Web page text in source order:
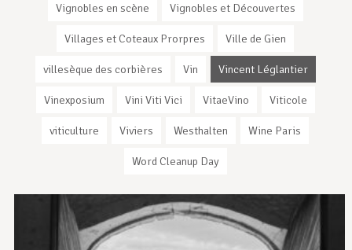
Vignobles en scène Vignobles et Découvertes
Villages et Coteaux Prorpres Ville de Gien
villesèque des corbières Vin Vincent Léglantier
Vinexposium Vini Viti Vici VitaeVino Viticole
viticulture Viviers Westhalten Wine Paris
Word Cleanup Day